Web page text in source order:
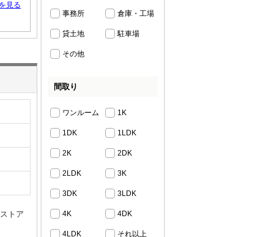
見る
トア
事務所 倉庫・工場
貸土地 駐車場
その他
間取り
ワンルーム 1K
1DK 1LDK
2K 2DK
2LDK 3K
3DK 3LDK
4K 4DK
4LDK それ以上